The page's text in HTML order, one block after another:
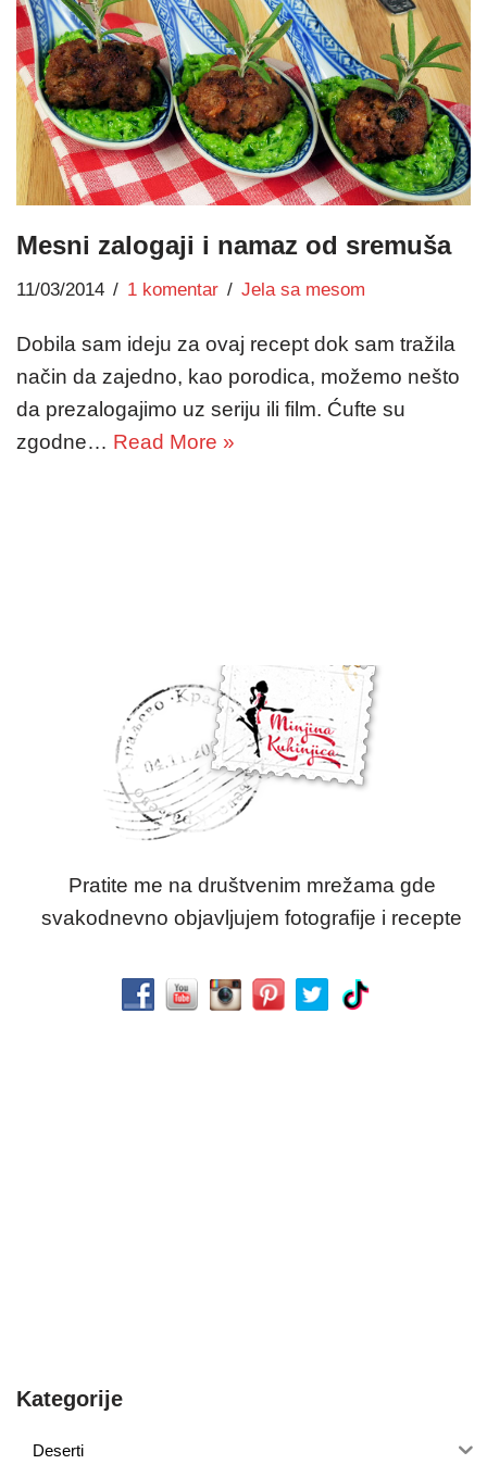
Mesni zalogaji i namaz od sremuša
11/03/2014 1 komentar Jela sa mesom
Dobila sam ideju za ovaj recept dok sam tražila
način da zajedno, kao porodica, možemo nešto
da prezalogajimo uz seriju ili film. Ćufte su
zgodne… Read More »
Pratite me na društvenim mrežama gde
svakodnevno objavljujem fotografije i recepte
Kategorije
Deserti